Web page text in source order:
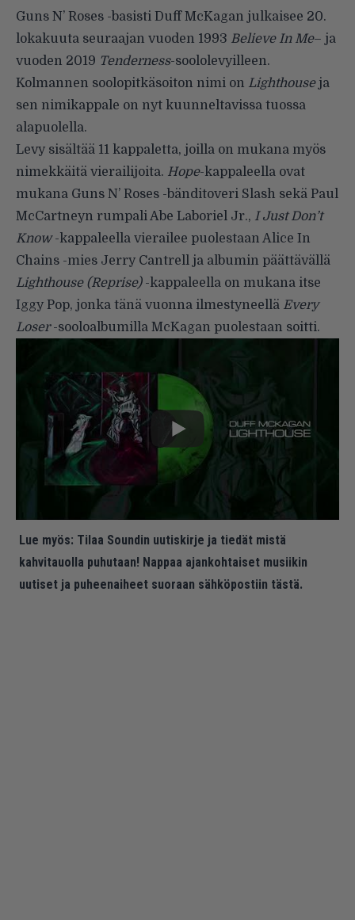
Guns N’ Roses -basisti Duff McKagan julkaisee 20.
lokakuuta seuraajan vuoden 1993 Believe In Me– ja
vuoden 2019 Tenderness-soololevyilleen.
Kolmannen soolopitkäsoiton nimi on Lighthouseja
sen nimikappale on nyt kuunneltavissa tuossa
alapuolella.
Levy sisältää 11 kappaletta, joilla on mukana myös
nimekkäitä vierailijoita. Hope-kappaleella ovat
mukana Guns N’ Roses -bänditoveri Slash sekä Paul
McCartneyn rumpali Abe Laboriel Jr., I Just Don’t
Know-kappaleella vierailee puolestaan Alice In
Chains -mies Jerry Cantrell ja albumin päättävällä
Lighthouse (Reprise)-kappaleella on mukana itse
Iggy Pop, jonka tänä vuonna ilmestyneellä Every
Loser-sooloalbumilla McKagan puolestaan soitti.
Lue myös: Tilaa Soundin uutiskirje ja tiedät mistä
kahvitauolla puhutaan! Nappaa ajankohtaiset musiikin
uutiset ja puheenaiheet suoraan sähköpostiin tästä.